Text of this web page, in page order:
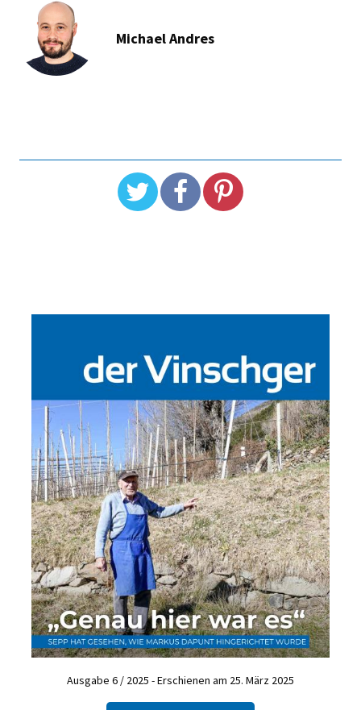
Michael Andres
Ausgabe 6 / 2025 - Erschienen am 25. März 2025